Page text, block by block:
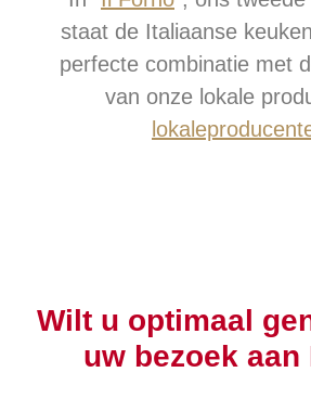
staat de Italiaanse
perfecte combinatie met
van onze lokale
Wilt u optimaal
uw bezoek aan